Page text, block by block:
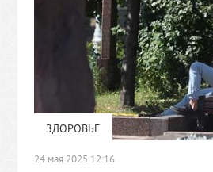
ЗДОРОВЬЕ
24 мая 2025 12:16